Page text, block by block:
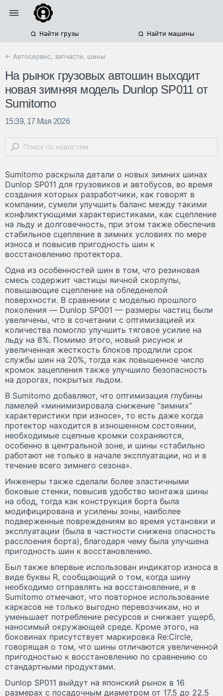
Найти грузы Найти машины
← Автосервис, запчасти, шины
На рынок грузовых автошин выходит
новая зимняя модель Dunlop SP011 от
Sumitomo
15:39, 17 Мая 2026
Sumitomo раскрыла детали о новых зимних шинах
Dunlop SP011 для грузовиков и автобусов, во время
создания которых разработчики, как говорят в
компании, сумели улучшить баланс между такими
конфликтующими характеристиками, как сцепление
на льду и долговечность, при этом также обеспечив
стабильное сцепление в зимних условиях по мере
износа и повысив пригодность шин к
восстановлению протектора.
Одна из особенностей шин в том, что резиновая
смесь содержит частицы яичной скорлупы,
повышающие сцепление на обледенелой
поверхности. В сравнении с моделью прошлого
поколения — Dunlop SP001 — размеры частиц были
увеличены, что в сочетании с оптимизацией их
количества помогло улучшить тяговое усилие на
льду на 8%. Помимо этого, новый рисунок и
увеличенная жесткость блоков продлили срок
службы шин на 20%, тогда как повышенное число
кромок зацепления также улучшило безопасность
на дорогах, покрытых льдом.
В Sumitomo добавляют, что оптимизация глубины
ламелей «минимизировала снижение “зимних”
характеристики при износе», то есть даже когда
протектор находится в изношенном состоянии,
необходимые сцепные кромки сохраняются,
особенно в центральной зоне, и шины «стабильно
работают не только в начале эксплуатации, но и в
течение всего зимнего сезона».
Инженеры также сделали более эластичными
боковые стенки, повысив удобство монтажа шины
на обод, тогда как конструкция борта была
модифицирована и усилены зоны, наиболее
подверженные повреждениям во время установки и
эксплуатации (была в частности снижена опасность
расслоения борта), благодаря чему была улучшена
пригодность шин к восстановлению.
Был также впервые использован индикатор износа в
виде буквы R, сообщающий о том, когда шину
необходимо отправлять на восстановление, и в
Sumitomo отмечают, что повторное использование
каркасов не только выгодно перевозчикам, но и
уменьшает потребление ресурсов и снижает ущерб,
наносимый окружающей среде. Кроме этого, на
боковинах присутствует маркировка Re:Circle,
говорящая о том, что шины отличаются увеличенной
пригодностью к восстановлению по сравнению со
стандартными продуктами.
Dunlop SP011 выйдут на японский рынок в 16
размерах с посадочным диаметром от 17,5 до 22,5